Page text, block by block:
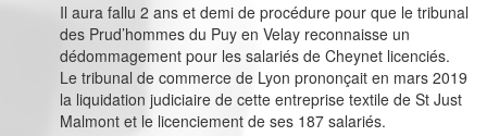
Il aura fallu 2 ans et demi de procédure pour que le tribunal
des Prud’hommes du Puy en Velay reconnaisse un
dédommagement pour les salariés de Cheynet licenciés.
Le tribunal de commerce de Lyon prononçait en mars 2019
la liquidation judiciaire de cette entreprise textile de St Just
Malmont et le licenciement de ses 187 salariés.